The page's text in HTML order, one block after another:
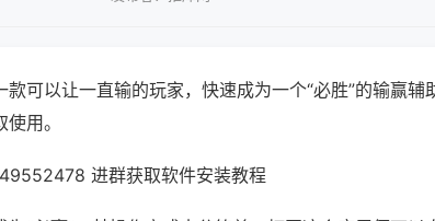
可以让一直输的玩家，快速成为一个“必胜”的输赢辅
用。
进群获取软件安装教程